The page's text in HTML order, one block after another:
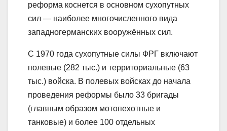
реформа коснется в основном сухопутных
сил — наиболее многочисленного вида
западногерманских вооружённых сил.
С 1970 года сухопутные силы ФРГ включают
полевые (282 тыс.) и территориальные (63
тыс.) войска. В полевых войсках до начала
проведения реформы было 33 бригады
(главным образом мотопехотные и
танковые) и более 100 отдельных